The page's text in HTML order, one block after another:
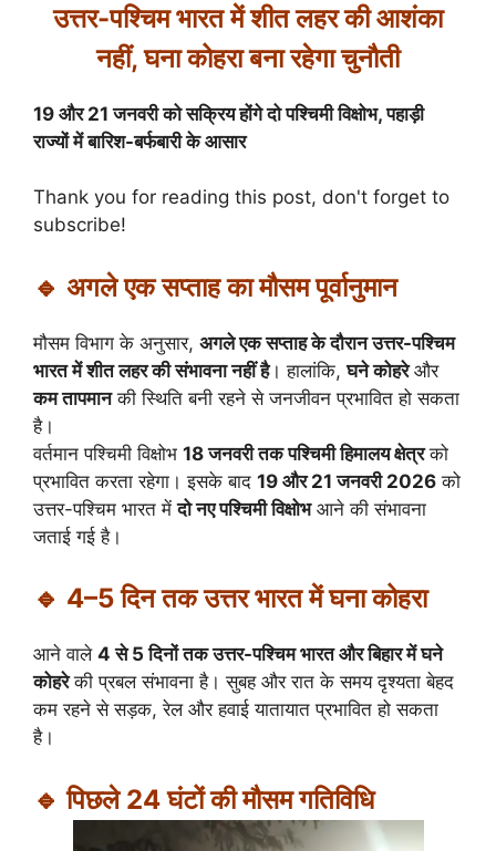
उत्तर-पश्चिम भारत में शीत लहर की आशंका
नहीं, घना कोहरा बना रहेगा चुनौती
19 और 21 जनवरी को सक्रिय होंगे दो पश्चिमी विक्षोभ, पहाड़ी
राज्यों में बारिश-बर्फबारी के आसार
Thank you for reading this post, don't forget to
subscribe!
🔹 अगले एक सप्ताह का मौसम पूर्वानुमान
मौसम विभाग के अनुसार, अगले एक सप्ताह के दौरान उत्तर-पश्चिम
भारत में शीत लहर की संभावना नहीं है। हालांकि,घने कोहरेऔर
कम तापमानकी स्थिति बनी रहने से जनजीवन प्रभावित हो सकता
है।
वर्तमान पश्चिमी विक्षोभ 18 जनवरी तक पश्चिमी हिमालय क्षेत्रको
प्रभावित करता रहेगा। इसके बाद 19 और 21 जनवरी 2026 को
उत्तर-पश्चिम भारत मेंदो नए पश्चिमी विक्षोभआने की संभावना
जताई गई है।
🔹 4–5 दिन तक उत्तर भारत में घना कोहरा
आने वाले 4 से 5 दिनों तक उत्तर-पश्चिम भारत और बिहार में घने
कोहरेकी प्रबल संभावना है। सुबह और रात के समय दृश्यता बेहद
कम रहने से सड़क, रेल और हवाई यातायात प्रभावित हो सकता
है।
🔹 पिछले 24 घंटों की मौसम गतिविधि